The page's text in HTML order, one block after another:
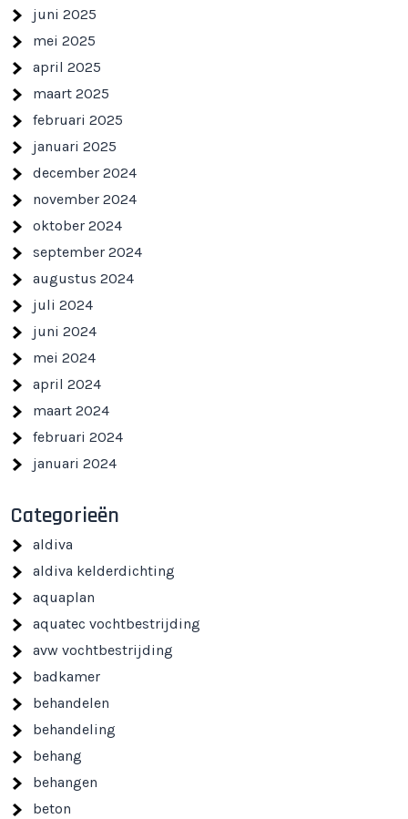
juni 2025
mei 2025
april 2025
maart 2025
februari 2025
januari 2025
december 2024
november 2024
oktober 2024
september 2024
augustus 2024
juli 2024
juni 2024
mei 2024
april 2024
maart 2024
februari 2024
januari 2024
Categorieën
aldiva
aldiva kelderdichting
aquaplan
aquatec vochtbestrijding
avw vochtbestrijding
badkamer
behandelen
behandeling
behang
behangen
beton